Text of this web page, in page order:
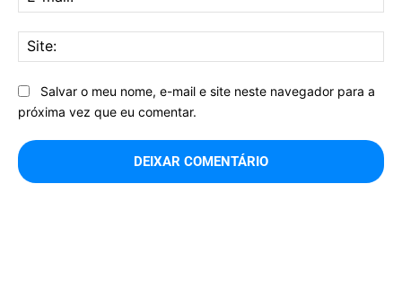
Salvar o meu nome, e-mail e site neste navegador para a
próxima vez que eu comentar.